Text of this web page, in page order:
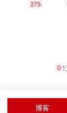
我
0
275
博客